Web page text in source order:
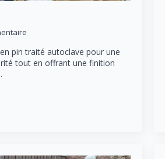
pin traité autoclave pour une
tout en offrant une finition